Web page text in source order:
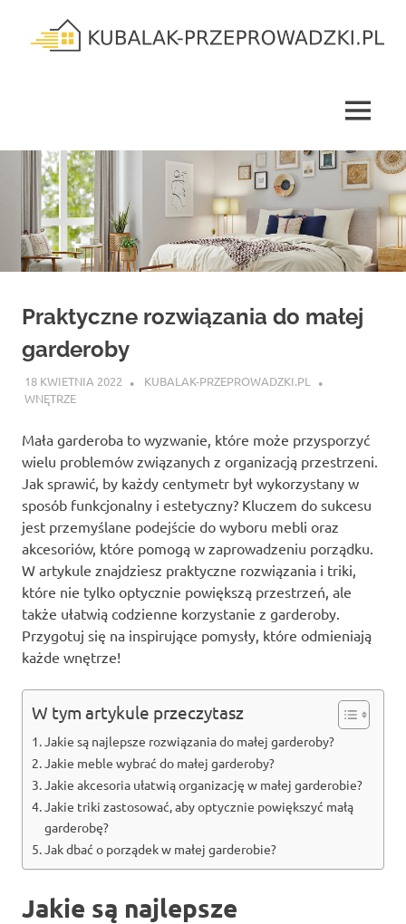
content
MENU
Praktyczne rozwiązania do małej
garderoby
18 KWIETNIA 2022
KUBALAK-PRZEPROWADZKI.PL
WNĘTRZE
Mała garderoba to wyzwanie, które może przysporzyć
wielu problemów związanych z organizacją przestrzeni.
Jak sprawić, by każdy centymetr był wykorzystany w
sposób funkcjonalny i estetyczny? Kluczem do sukcesu
jest przemyślane podejście do wyboru mebli oraz
akcesoriów, które pomogą w zaprowadzeniu porządku.
W artykule znajdziesz praktyczne rozwiązania i triki,
które nie tylko optycznie powiększą przestrzeń, ale
także ułatwią codzienne korzystanie z garderoby.
Przygotuj się na inspirujące pomysły, które odmieniają
każde wnętrze!
W tym artykule przeczytasz
Jakie są najlepsze rozwiązania do małej garderoby?
Jakie meble wybrać do małej garderoby?
Jakie akcesoria ułatwią organizację w małej garderobie?
Jakie triki zastosować, aby optycznie powiększyć małą
garderobę?
Jak dbać o porządek w małej garderobie?
Jakie są najlepsze